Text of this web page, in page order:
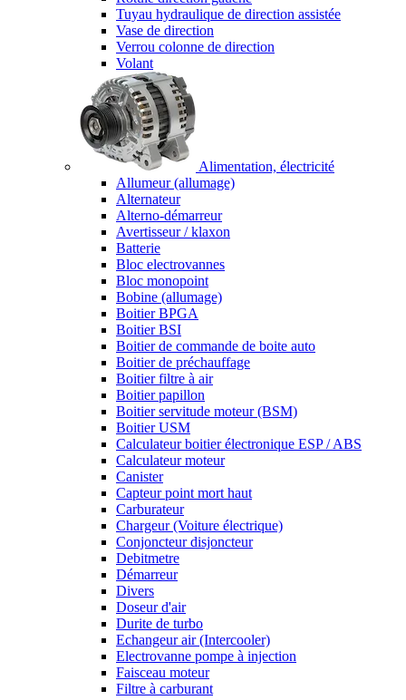
Tuyau hydraulique de direction assistée
Vase de direction
Verrou colonne de direction
Volant
Alimentation, électricité
Allumeur (allumage)
Alternateur
Alterno-démarreur
Avertisseur / klaxon
Batterie
Bloc electrovannes
Bloc monopoint
Bobine (allumage)
Boitier BPGA
Boitier BSI
Boitier de commande de boite auto
Boitier de préchauffage
Boitier filtre à air
Boitier papillon
Boitier servitude moteur (BSM)
Boitier USM
Calculateur boitier électronique ESP / ABS
Calculateur moteur
Canister
Capteur point mort haut
Carburateur
Chargeur (Voiture électrique)
Conjoncteur disjoncteur
Debitmetre
Démarreur
Divers
Doseur d'air
Durite de turbo
Echangeur air (Intercooler)
Electrovanne pompe à injection
Faisceau moteur
Filtre à carburant